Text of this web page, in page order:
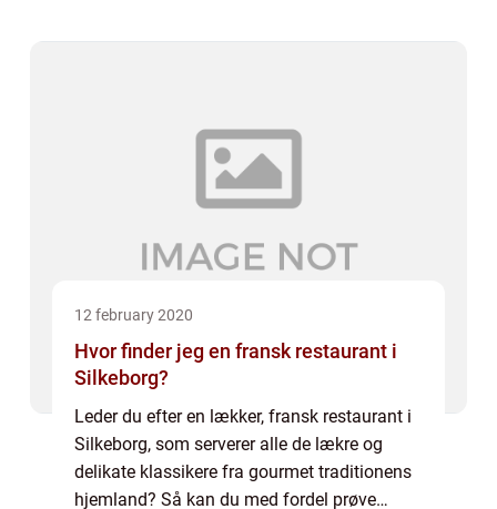
at spise....
12 february 2020
Hvor finder jeg en fransk restaurant i
Silkeborg?
Leder du efter en lækker, fransk restaurant i
Silkeborg, som serverer alle de lækre og
delikate klassikere fra gourmet traditionens
hjemland? Så kan du med fordel prøve